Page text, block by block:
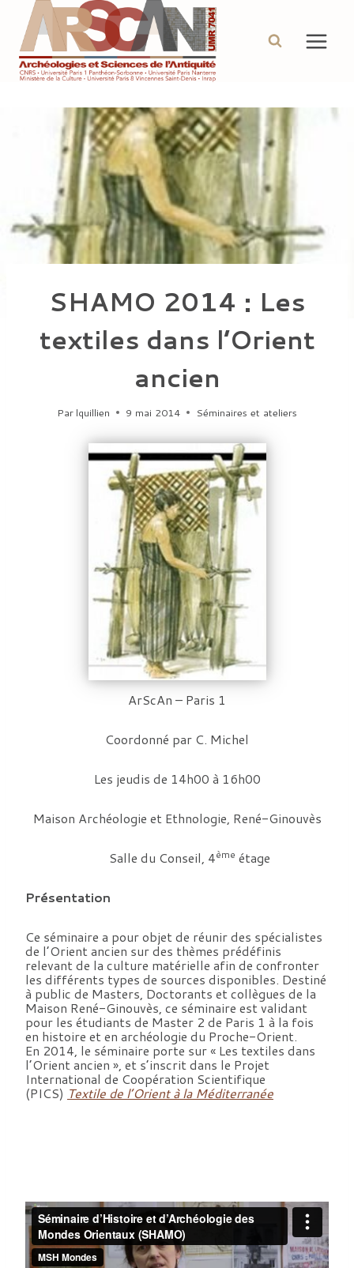
contenu
SHAMO 2014 : Les
textiles dans l’Orient
ancien
Par lquillien 9 mai 2014 Séminaires et ateliers
ArScAn – Paris 1
Coordonné par C. Michel
Les jeudis de 14h00 à 16h00
Maison Archéologie et Ethnologie, René-Ginouvès
Salle du Conseil, 4ème étage
Présentation
Ce séminaire a pour objet de réunir des spécialistes
de l’Orient ancien sur des thèmes prédéfinis
relevant de la culture matérielle afin de confronter
les différents types de sources disponibles. Destiné
à public de Masters, Doctorants et collègues de la
Maison René-Ginouvès, ce séminaire est validant
pour les étudiants de Master 2 de Paris 1 à la fois
en histoire et en archéologie du Proche-Orient.
En 2014, le séminaire porte sur « Les textiles dans
l’Orient ancien », et s’inscrit dans le Projet
International de Coopération Scientifique
(PICS) Textile de l’Orient à la Méditerranée